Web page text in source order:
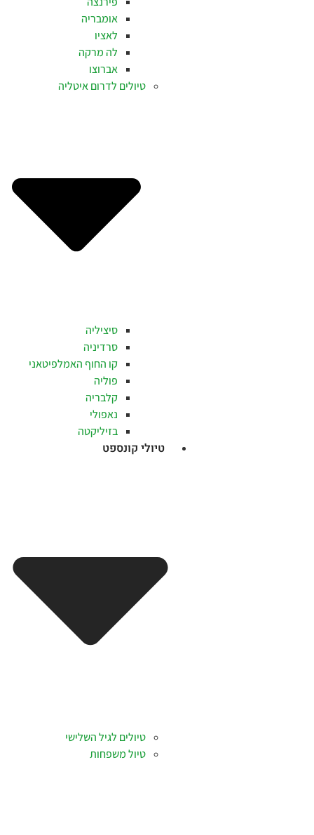
אומבריה
לאציו
לה מרקה
אברוצו
טיולים לדרום איטליה
סיציליה
סרדיניה
קו החוף האמלפיטאני
פוליה
קלבריה
נאפולי
בזיליקטה
טיולי קונספט
טיולים לגיל השלישי
טיול משפחות